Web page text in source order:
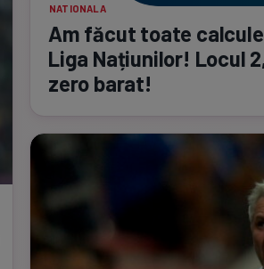
NATIONALA
Am făcut toate
Liga Națiunilor! Locul
zero barat!